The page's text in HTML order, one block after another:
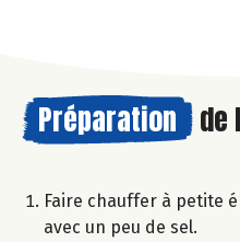
Préparation de
Faire chauffer à petite
avec un peu de sel.